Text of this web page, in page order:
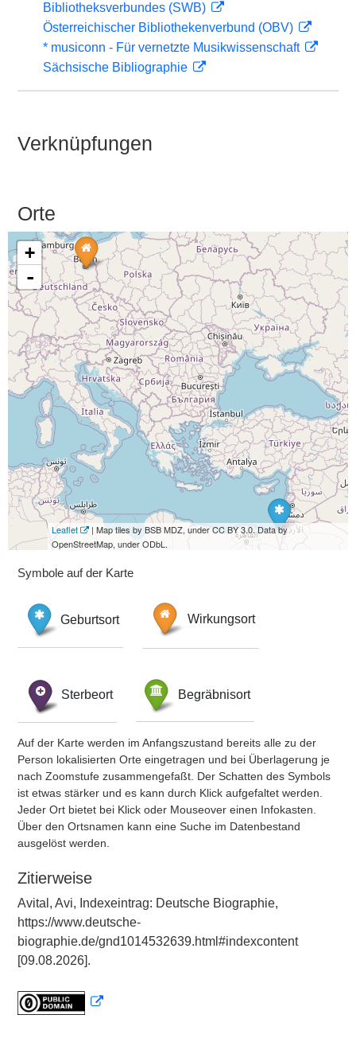
Bibliotheksverbundes (SWB)
Österreichischer Bibliothekenverbund (OBV)
* musiconn - Für vernetzte Musikwissenschaft
Sächsische Bibliographie
Verknüpfungen
Orte
+
-
Leaflet
| Map tiles by BSB MDZ, under CC BY 3.0. Data by
OpenStreetMap, under ODbL.
Symbole auf der Karte
Geburtsort Wirkungsort
Sterbeort Begräbnisort
Auf der Karte werden im Anfangszustand bereits alle zu der
Person lokalisierten Orte eingetragen und bei Überlagerung je
nach Zoomstufe zusammengefaßt. Der Schatten des Symbols
ist etwas stärker und es kann durch Klick aufgefaltet werden.
Jeder Ort bietet bei Klick oder Mouseover einen Infokasten.
Über den Ortsnamen kann eine Suche im Datenbestand
ausgelöst werden.
Zitierweise
Avital, Avi, Indexeintrag: Deutsche Biographie,
https://www.deutsche-
biographie.de/gnd1014532639.html#indexcontent
[09.08.2026].